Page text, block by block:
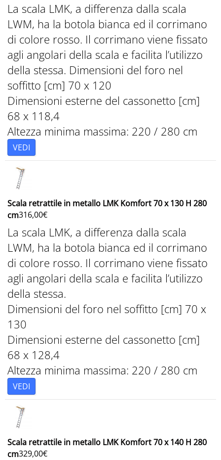
La scala LMK, a differenza dalla scala
LWM, ha la botola bianca ed il corrimano
di colore rosso. Il corrimano viene fissato
agli angolari della scala e facilita l’utilizzo
della stessa. Dimensioni del foro nel
soffitto [cm] 70 x 120
Dimensioni esterne del cassonetto [cm]
68 x 118,4
Altezza minima massima: 220 / 280 cm
VEDI
Scala retrattile in metallo LMK Komfort 70 x 130 H 280
cm316,00€
La scala LMK, a differenza dalla scala
LWM, ha la botola bianca ed il corrimano
di colore rosso. Il corrimano viene fissato
agli angolari della scala e facilita l’utilizzo
della stessa.
Dimensioni del foro nel soffitto [cm] 70 x
130
Dimensioni esterne del cassonetto [cm]
68 x 128,4
Altezza minima massima: 220 / 280 cm
VEDI
Scala retrattile in metallo LMK Komfort 70 x 140 H 280
cm329,00€